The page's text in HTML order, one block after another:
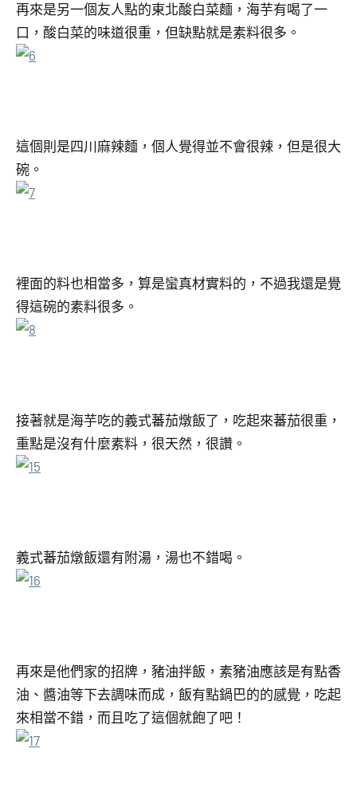
再來是另一個友人點的東北酸白菜麵，海芋有喝了一
口，酸白菜的味道很重，但缺點就是素料很多。
這個則是四川麻辣麵，個人覺得並不會很辣，但是很大
碗。
裡面的料也相當多，算是蠻真材實料的，不過我還是覺
得這碗的素料很多。
接著就是海芋吃的義式蕃茄燉飯了，吃起來蕃茄很重，
重點是沒有什麼素料，很天然，很讚。
義式蕃茄燉飯還有附湯，湯也不錯喝。
再來是他們家的招牌，豬油拌飯，素豬油應該是有點香
油、醬油等下去調味而成，飯有點鍋巴的的感覺，吃起
來相當不錯，而且吃了這個就飽了吧！